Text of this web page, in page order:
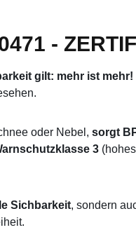
-
gilt: mehr ist mehr!
oder Nebel, sorgt
3
Sichbarkeit, sondern